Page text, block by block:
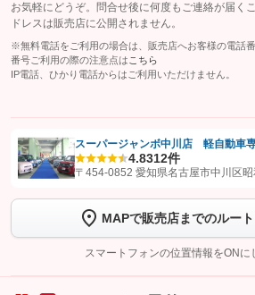
お気軽にどうぞ。問合せ後に何度もご連絡が届く
ドレスは販売店に公開されません。
※無料電話をご利用の場合は、販売店へお客様の電話
番号ご利用の際の注意点は こちら
IP電話、ひかり電話からはご利用いただけません。
【STEP1】認証画面でグーネットを友だち追加し
トーク画面で
ボタンをタップして問
完了してください。
こちら
スーパージャンボ中川店 軽自動車
4.8312件
〒454-0852 愛知県名古屋市中川区昭
MAPで販売店までのルー
スマートフォンの位置情報をONに